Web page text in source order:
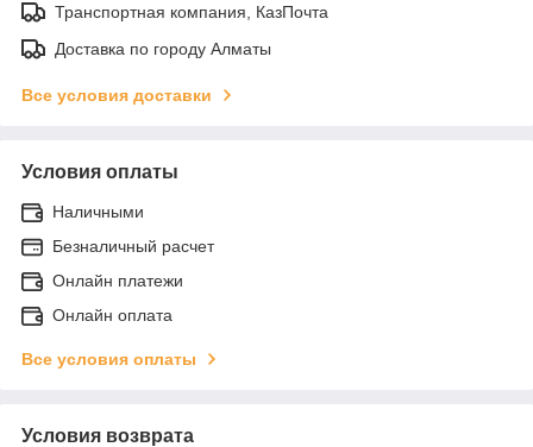
Транспортная компания, КазПочта
Доставка по городу Алматы
Все условия доставки
Условия оплаты
Наличными
Безналичный расчет
Онлайн платежи
Онлайн оплата
Все условия оплаты
Условия возврата